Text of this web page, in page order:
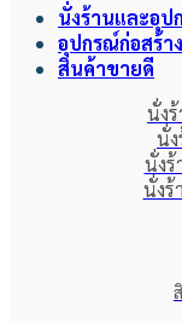
นั่งร้านและอุป
อุปกรณ์ก่อสร้า
สินค้าขายดี
นั่ง
นั่ง
นั่งร้
นั่งร้